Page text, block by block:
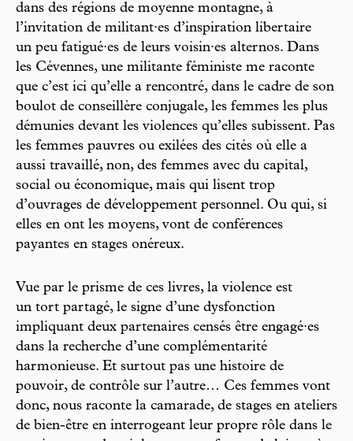
dans des régions de moyenne montagne, à
l’invitation de militant·es d’inspiration libertaire
un peu fatigué·es de leurs voisin·es alternos. Dans
les Cévennes, une militante féministe me raconte
que c’est ici qu’elle a rencontré, dans le cadre de son
boulot de conseillère conjugale, les femmes les plus
démunies devant les violences qu’elles subissent. Pas
les femmes pauvres ou exilées des cités où elle a
aussi travaillé, non, des femmes avec du capital,
social ou économique, mais qui lisent trop
d’ouvrages de développement personnel. Ou qui, si
elles en ont les moyens, vont de conférences
payantes en stages onéreux.
Vue par le prisme de ces livres, la violence est
un tort partagé, le signe d’une dysfonction
impliquant deux partenaires censés être engagé·es
dans la recherche d’une complémentarité
harmonieuse. Et surtout pas une histoire de
pouvoir, de contrôle sur l’autre… Ces femmes vont
donc, nous raconte la camarade, de stages en ateliers
de bien-être en interrogeant leur propre rôle dans le